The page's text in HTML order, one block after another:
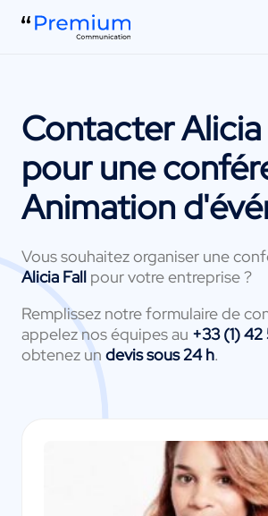
ContacterAlicia
pour une
Animation
Vous souhaitez organiser une
Alicia Fall pour votre entreprise ?
Remplissez notre formulaire de
appelez nos équipes au +33 (1)
obtenez un devis sous 24 h.